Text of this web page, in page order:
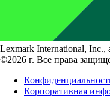
Lexmark International, Inc.,
©2026 г. Все права
Корпоративная